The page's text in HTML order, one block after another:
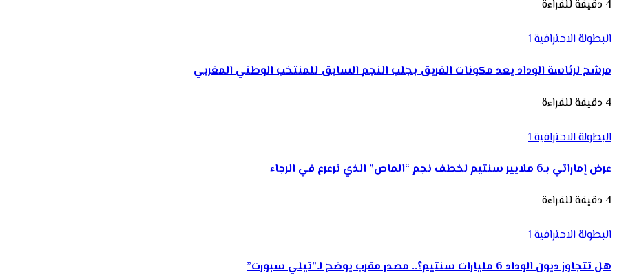
4 دقيقة للقراءة
البطولة الاحترافية 1
مرشح لرئاسة الوداد يعد مكونات الفريق بجلب النجم السابق للمنتخب الوطني المغربي
4 دقيقة للقراءة
البطولة الاحترافية 1
عرض إماراتي بـ6 ملايير سنتيم لخطف نجم “الماص” الذي ترعرع في الرجاء
4 دقيقة للقراءة
البطولة الاحترافية 1
هل تتجاوز ديون الوداد 6 مليارات سنتيم؟.. مصدر مقرب يوضح لـ”تيلي سبورت”